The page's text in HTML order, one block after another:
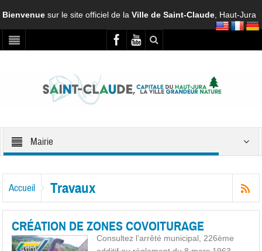
Bienvenuesur le site officiel de laVille de Saint-Claude , Haut-Jura
Mairie
Accueil Travaux
CRÉATION DE ZONES COVOITURAGE
Consultez l’arrêté municipal, 226ème